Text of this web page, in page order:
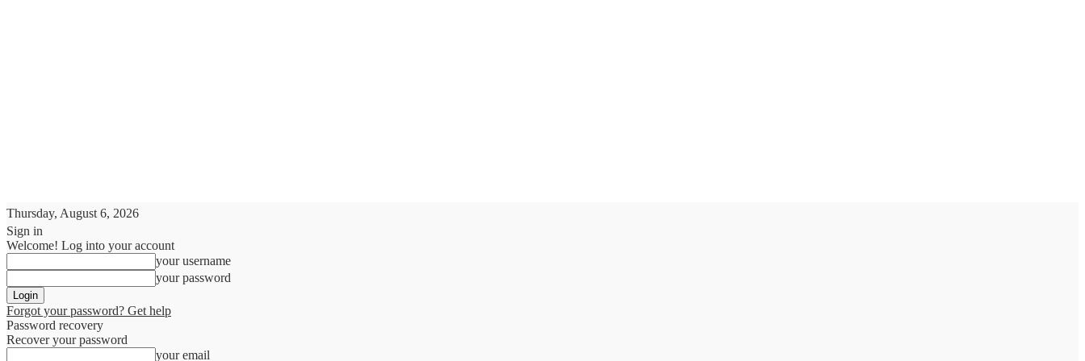
Thursday, August 6, 2026
Sign in
Welcome! Log into your account
your username
your password
Forgot your password? Get help
Password recovery
Recover your password
your email